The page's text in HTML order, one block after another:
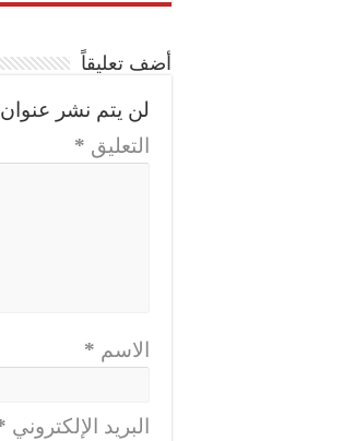
أضف تعليقاً
لن يتم نشر عنوان
التعليق *
الاسم *
البريد الإلكتروني